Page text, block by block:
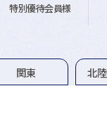
特別優待会員様
関東 北